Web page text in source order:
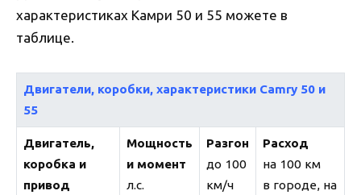
характеристиках Камри 50 и 55 можете в
таблице.
Двигатели, коробки, характеристики Camry 50 и
55
Двигатель,
коробка и
привод
Мощность
и момент
л.с.
Разгон
до 100
км/ч
Расход
на 100 км
в городе, на